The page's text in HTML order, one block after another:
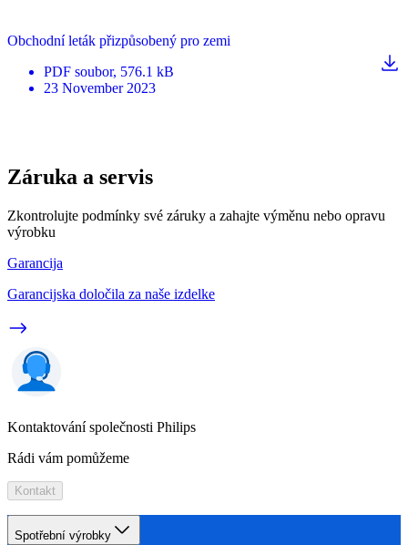
Obchodní leták přizpůsobený pro zemi
PDF soubor, 576.1 kB
23 November 2023
Záruka a servis
Zkontrolujte podmínky své záruky a zahajte výměnu nebo opravu
výrobku
Garancija
Garancijska določila za naše izdelke
Kontaktování společnosti Philips
Rádi vám pomůžeme
Kontakt
Spotřební výrobky